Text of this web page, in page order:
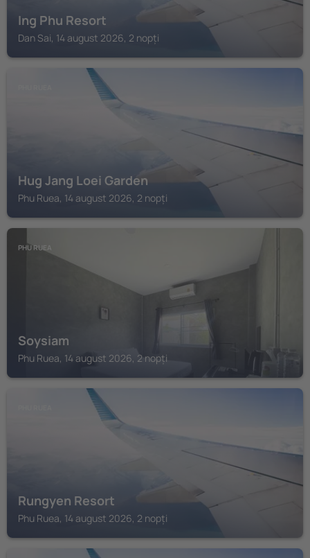
Ing Phu Resort
Dan Sai, 14 august 2026, 2 nopți
Hug Jang Loei Garden
Phu Ruea, 14 august 2026, 2 nopți
PHU RUEA
Soysiam
Phu Ruea, 14 august 2026, 2 nopți
Rungyen Resort
Phu Ruea, 14 august 2026, 2 nopți